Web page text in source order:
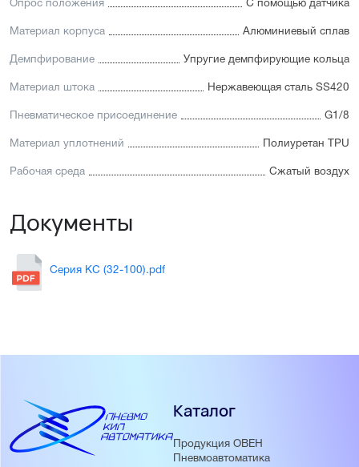
Опрос положения С помощью датчика
Материал корпуса Алюминиевый сплав
Демпфирование Упругие демпфирующие кольца
Материал штока Нержавеющая сталь SS420
Пневматическое присоединение G1/8
Материал уплотнений Полиуретан TPU
Рабочая среда Сжатый воздух
Документы
Серия KC (32-100).pdf
Каталог
Продукция ОВЕН
Пневмоавтоматика